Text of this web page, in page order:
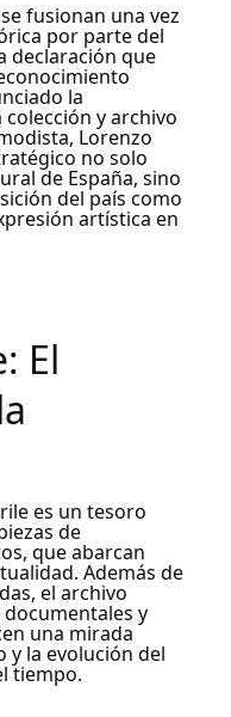
fusionan una vez
por parte del
declaración que
la
y archivo
Lorenzo
no solo
de España, sino
del país como
artística en
El
es un tesoro
de
que abarcan
Además de
el archivo
y
una mirada
y la evolución del
tiempo.